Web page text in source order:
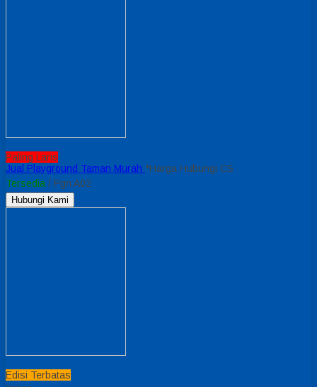
Paling Laris
Jual Playground Taman Murah *Harga Hubungi CS
Tersedia / Pgn A02
Hubungi Kami
Edisi Terbatas